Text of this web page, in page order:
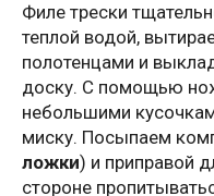
Филе трески
теплой водой,
полотенцами и
доску. С помощью
небольшими
миску. Посыпаем
ложки) и приправой
стороне